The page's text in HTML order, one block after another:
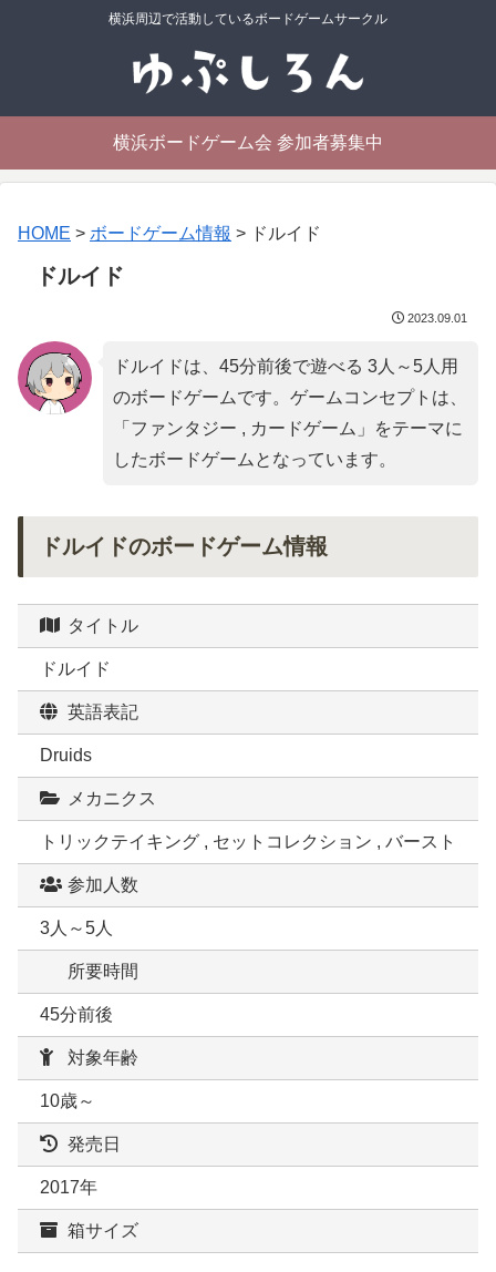
横浜周辺で活動しているボードゲームサークル
横浜ボードゲーム会 参加者募集中
HOME > ボードゲーム情報 > ドルイド
ドルイド
2023.09.01
ドルイドは、45分前後で遊べる 3人～5人用
のボードゲームです。ゲームコンセプトは、
「 ファンタジー , カードゲーム 」をテーマに
したボードゲームとなっています。
ドルイドのボードゲーム情報
タイトル
ドルイド
英語表記
Druids
メカニクス
トリックテイキング , セットコレクション , バースト
参加人数
3人～5人
所要時間
45分前後
対象年齢
10歳～
発売日
2017年
箱サイズ